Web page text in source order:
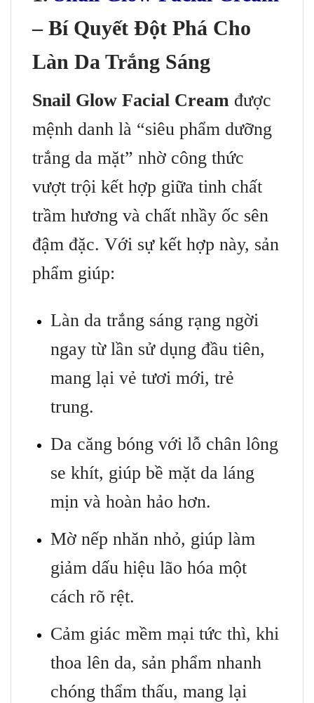
– Bí Quyết Đột Phá Cho
Làn Da Trắng Sáng
Snail Glow Facial Cream được
mệnh danh là “siêu phẩm dưỡng
trắng da mặt” nhờ công thức
vượt trội kết hợp giữa tinh chất
trầm hương và chất nhầy ốc sên
đậm đặc. Với sự kết hợp này, sản
phẩm giúp:
Làn da trắng sáng rạng ngời
ngay từ lần sử dụng đầu tiên,
mang lại vẻ tươi mới, trẻ
trung.
Da căng bóng với lỗ chân lông
se khít, giúp bề mặt da láng
mịn và hoàn hảo hơn.
Mờ nếp nhăn nhỏ, giúp làm
giảm dấu hiệu lão hóa một
cách rõ rệt.
Cảm giác mềm mại tức thì, khi
thoa lên da, sản phẩm nhanh
chóng thẩm thấu, mang lại